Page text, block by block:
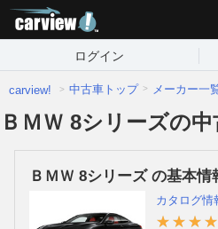
ログイン
carview! 中古車トップ メーカー一
ＢＭＷ 8シリーズの中
ＢＭＷ 8シリーズ の基本情
カタログ情